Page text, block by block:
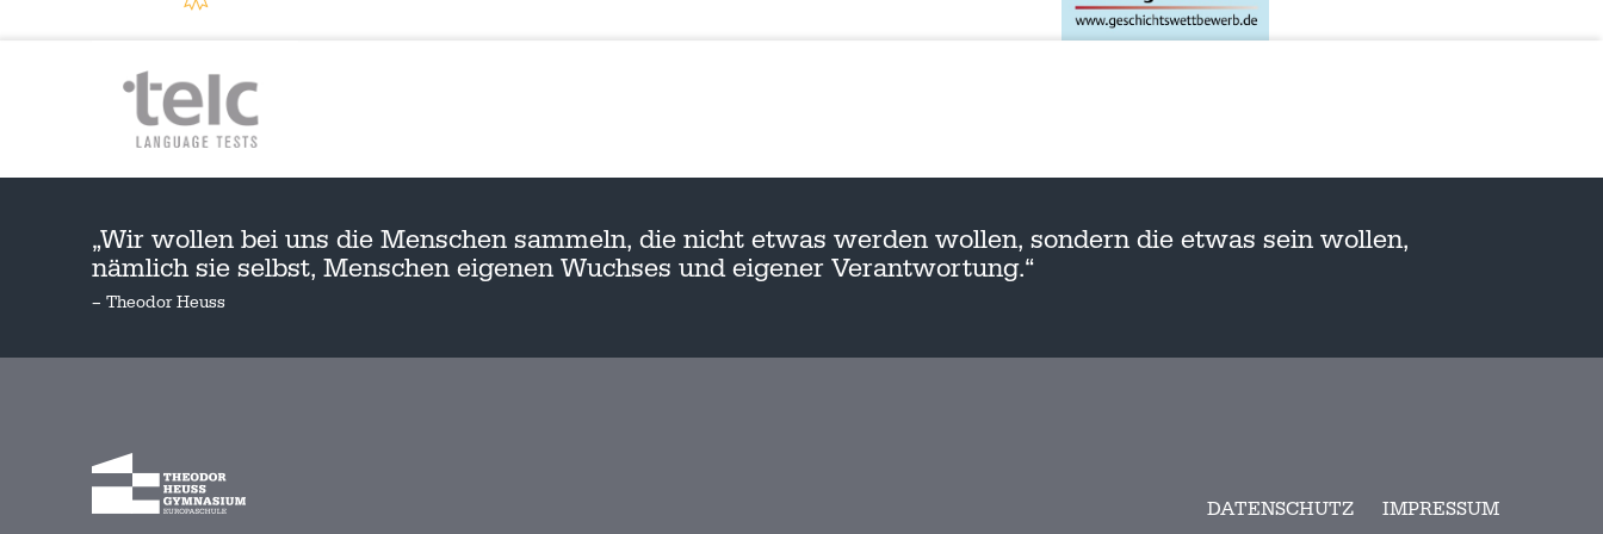
„Wir wollen bei uns die Menschen sammeln, die nicht etwas werden wollen, sondern die etwas sein wollen,
nämlich sie selbst, Menschen eigenen Wuchses und eigener Verantwortung.“
– Theodor Heuss
DATENSCHUTZ IMPRESSUM